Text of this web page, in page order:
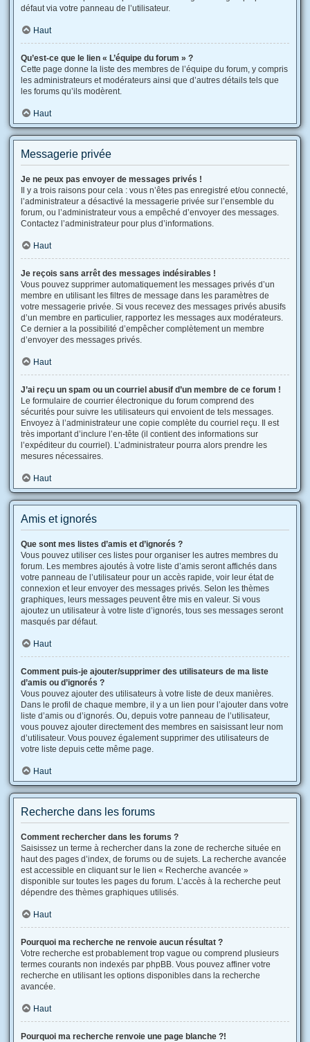
défaut via votre panneau de l’utilisateur.
Haut
Qu’est-ce que le lien « L’équipe du forum » ?
Cette page donne la liste des membres de l’équipe du forum, y compris
les administrateurs et modérateurs ainsi que d’autres détails tels que
les forums qu’ils modèrent.
Haut
Messagerie privée
Je ne peux pas envoyer de messages privés !
Il y a trois raisons pour cela : vous n’êtes pas enregistré et/ou connecté,
l’administrateur a désactivé la messagerie privée sur l’ensemble du
forum, ou l’administrateur vous a empêché d’envoyer des messages.
Contactez l’administrateur pour plus d’informations.
Haut
Je reçois sans arrêt des messages indésirables !
Vous pouvez supprimer automatiquement les messages privés d’un
membre en utilisant les filtres de message dans les paramètres de
votre messagerie privée. Si vous recevez des messages privés abusifs
d’un membre en particulier, rapportez les messages aux modérateurs.
Ce dernier a la possibilité d’empêcher complètement un membre
d’envoyer des messages privés.
Haut
J’ai reçu un spam ou un courriel abusif d’un membre de ce forum !
Le formulaire de courrier électronique du forum comprend des
sécurités pour suivre les utilisateurs qui envoient de tels messages.
Envoyez à l’administrateur une copie complète du courriel reçu. Il est
très important d’inclure l’en-tête (il contient des informations sur
l’expéditeur du courriel). L’administrateur pourra alors prendre les
mesures nécessaires.
Haut
Amis et ignorés
Que sont mes listes d’amis et d’ignorés ?
Vous pouvez utiliser ces listes pour organiser les autres membres du
forum. Les membres ajoutés à votre liste d’amis seront affichés dans
votre panneau de l’utilisateur pour un accès rapide, voir leur état de
connexion et leur envoyer des messages privés. Selon les thèmes
graphiques, leurs messages peuvent être mis en valeur. Si vous
ajoutez un utilisateur à votre liste d’ignorés, tous ses messages seront
masqués par défaut.
Haut
Comment puis-je ajouter/supprimer des utilisateurs de ma liste
d’amis ou d’ignorés ?
Vous pouvez ajouter des utilisateurs à votre liste de deux manières.
Dans le profil de chaque membre, il y a un lien pour l’ajouter dans votre
liste d’amis ou d’ignorés. Ou, depuis votre panneau de l’utilisateur,
vous pouvez ajouter directement des membres en saisissant leur nom
d’utilisateur. Vous pouvez également supprimer des utilisateurs de
votre liste depuis cette même page.
Haut
Recherche dans les forums
Comment rechercher dans les forums ?
Saisissez un terme à rechercher dans la zone de recherche située en
haut des pages d’index, de forums ou de sujets. La recherche avancée
est accessible en cliquant sur le lien « Recherche avancée »
disponible sur toutes les pages du forum. L’accès à la recherche peut
dépendre des thèmes graphiques utilisés.
Haut
Pourquoi ma recherche ne renvoie aucun résultat ?
Votre recherche est probablement trop vague ou comprend plusieurs
termes courants non indexés par phpBB. Vous pouvez affiner votre
recherche en utilisant les options disponibles dans la recherche
avancée.
Haut
Pourquoi ma recherche renvoie une page blanche ?!